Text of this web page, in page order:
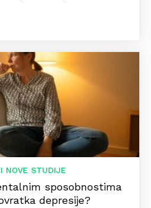
NOVE STUDIJE
sposobnostima
depresije?